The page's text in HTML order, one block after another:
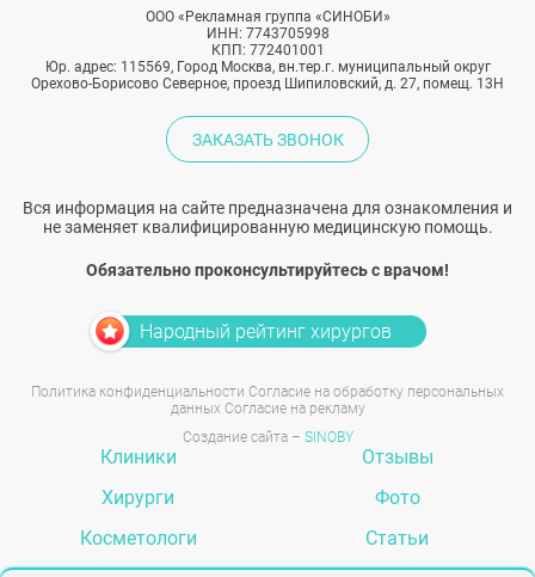
ООО «Рекламная группа «СИНОБИ»
ИНН: 7743705998
КПП: 772401001
Юр. адрес: 115569, Город Москва, вн.тер.г. муниципальный округ
Орехово-Борисово Северное, проезд Шипиловский, д. 27, помещ. 13Н
ЗАКАЗАТЬ ЗВОНОК
Вся информация на сайте предназначена для ознакомления и
не заменяет квалифицированную медицинскую помощь.
Обязательно проконсультируйтесь с врачом!
Народный рейтинг хирургов
Политика конфиденциальности Согласие на обработку персональных
данных Согласие на рекламу
Создание сайта – SINOBY
Клиники
Хирурги
Косметологи
Отзывы
Фото
Статьи